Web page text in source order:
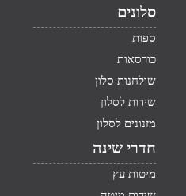
סלונים
ספות
כורסאות
שולחנות סלון
שידות לסלון
מזנונים לסלון
חדרי שינה
מיטות עץ